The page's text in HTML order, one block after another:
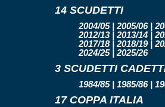
14 SCUDETTI
2004/05 | 2005/06 |
2012/13 | 2013/14 |
2017/18 | 2018/19 |
2024/25 | 2025/26
3 SCUDETTI
1984/85 | 1985/86 |
17 COPPA ITALIA